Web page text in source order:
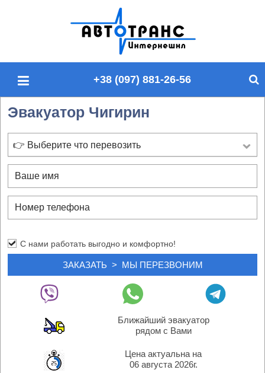
п
й
у
+38 (097) 881-26-56
Эвакуатор Чигирин
👉 Выберите что перевозить
С нами работать выгодно и комфортно!
Ближайший эвакуатор
рядом с Вами
Цена актуальна на
06 августа 2026г.